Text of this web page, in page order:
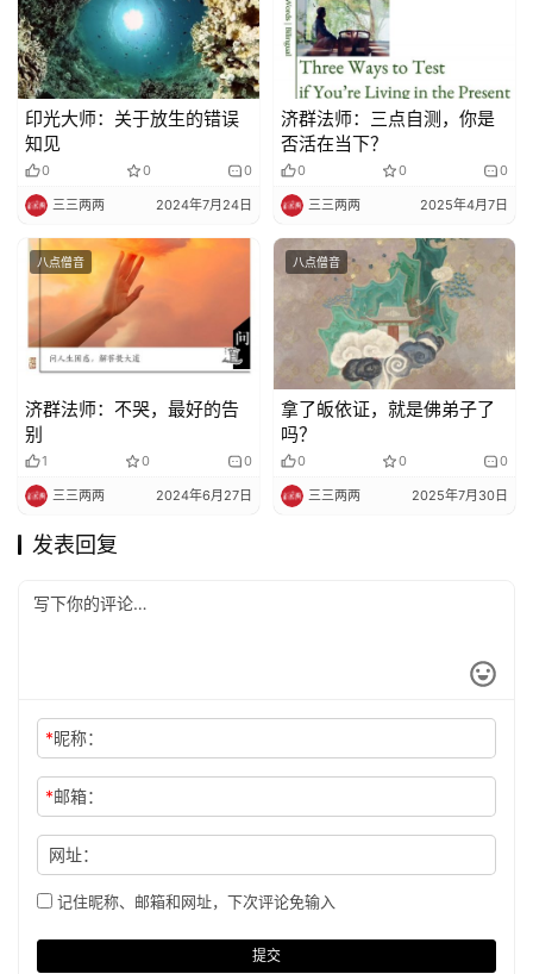
印光大师：关于放生的错误
知见
0 0 0
三三两两 2024年7月24日
济群法师：三点自测，你是
否活在当下？
0 0 0
三三两两 2025年4月7日
八点僧音
济群法师：不哭，最好的告
别
1 0 0
三三两两 2024年6月27日
八点僧音
拿了皈依证，就是佛弟子了
吗？
0 0 0
三三两两 2025年7月30日
发表回复
*昵称：
*邮箱：
网址：
记住昵称、邮箱和网址，下次评论免输入
提交